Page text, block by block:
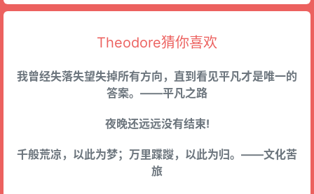
Theodore猜你喜欢
我曾经失落失望失掉所有方向，直到看见平凡才是唯一的
答案。——平凡之路
夜晚还远远没有结束!
千般荒凉，以此为梦；万里蹀躞，以此为归。——文化苦
旅